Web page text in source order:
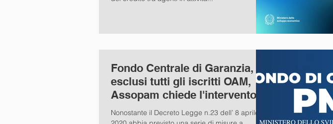
Fondo Centrale di Garanzia,
esclusi tutti gli iscritti OAM,
Assopam chiede l'intervento
del Governo
Nonostante il Decreto Legge n.23 dell’ 8 aprile